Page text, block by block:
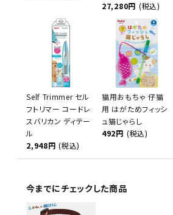
27,280円 (税込)
Self Trimmer セル
フトリマー コードレ
スバリカン ディテー
ル
2,948円 (税込)
猫用おもちゃ 仔猫
用 はがためフィッシ
ュ猫じゃらし
492円 (税込)
今までにチェックした商品